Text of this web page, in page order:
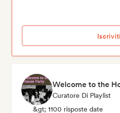
Iscriviti
Welcome to the
Curatore Di Playlist
&gt; 1100 risposte date